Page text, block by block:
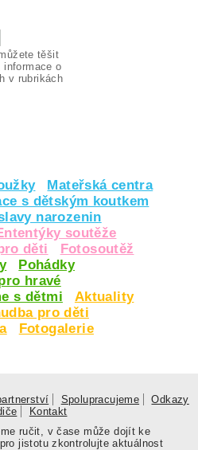
těšit
o
v rubrikách
Mateřská centra
s dětským koutkem
narozenin
soutěže
děti
Fotosoutěž
Pohádky
hravé
s dětmi
Aktuality
pro děti
Fotogalerie
Spolupracujeme
Odkazy
Kontakt
ručit, v čase může dojít ke
jistotu zkontrolujte aktuálnost